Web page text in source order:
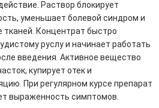
Раствор блокирует
уменьшает болевой синдром и
тканей. Концентрат быстро
руслу и начинает работать
введения. Активное вещество
купирует отек и
При регулярном курсе препарат
выраженность симптомов.